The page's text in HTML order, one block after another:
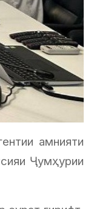
амнияти
Ҷумҳурии